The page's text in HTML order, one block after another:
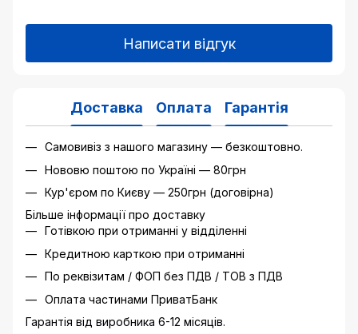
Написати відгук
Доставка Оплата Гарантія
Самовивіз з нашого магазину — безкоштовно.
Нововю поштою по Україні — 80грн
Кур'єром по Києву — 250грн (договірна)
Більше інформації про доставку
Готівкою при отриманні у відділенні
Кредитною карткою при отриманні
По реквізитам / ФОП без ПДВ / ТОВ з ПДВ
Оплата частинами ПриватБанк
Гарантія від виробника 6-12 місяців.